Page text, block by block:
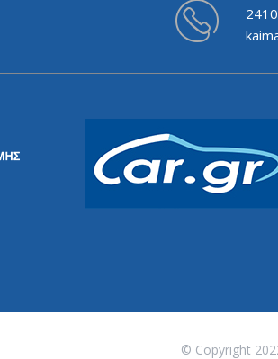
© Copyright